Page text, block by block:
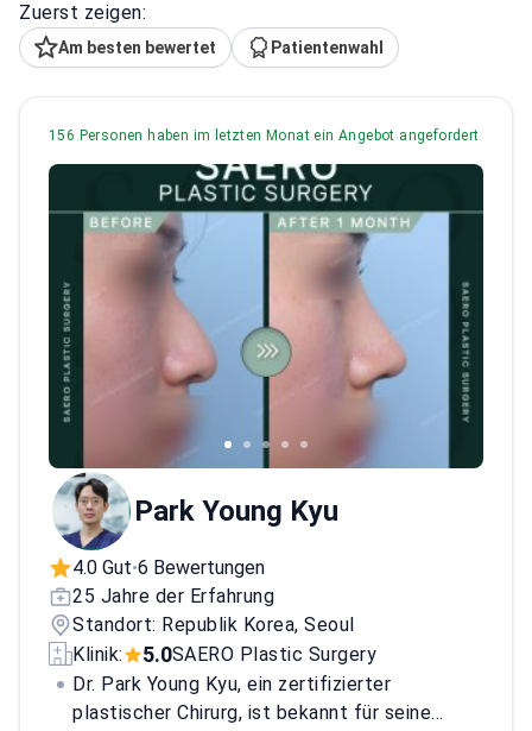
Zuerst zeigen:
Am besten bewertet Patientenwahl
156 Personen haben im letzten Monat ein Angebot angefordert
Park Young Kyu
4.0 Gut•6 Bewertungen
25 Jahre der Erfahrung
Standort: Republik Korea, Seoul
Klinik:
5.0SAERO Plastic Surgery
Dr. Park Young Kyu, ein zertifizierter
plastischer Chirurg, ist bekannt für seine